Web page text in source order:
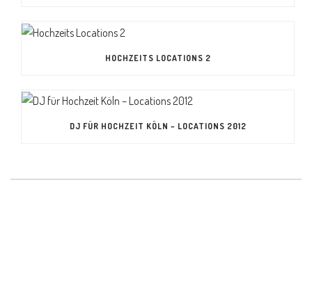
HOCHZEITS LOCATIONS 2
DJ FÜR HOCHZEIT KÖLN – LOCATIONS 2012